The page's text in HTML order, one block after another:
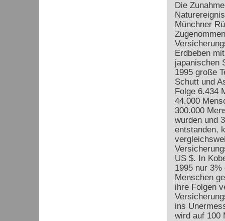
Die
Münchner
Erdbeben
japanischen
1995 große
Schutt und
Folge 6.434
44.000
300.000
wurden und
entstanden,
US $. In
1995 nur 3%
Menschen
ihre Folgen
ins
wird auf 100